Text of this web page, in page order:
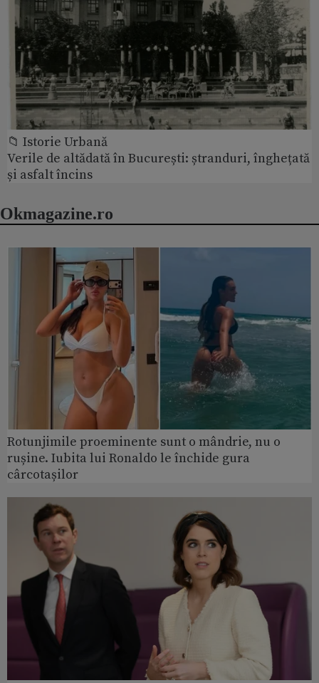
📁 Istorie Urbană
Verile de altădată în București: ștranduri, înghețată
și asfalt încins
Okmagazine.ro
Rotunjimile proeminente sunt o mândrie, nu o
rușine. Iubita lui Ronaldo le închide gura
cârcotașilor